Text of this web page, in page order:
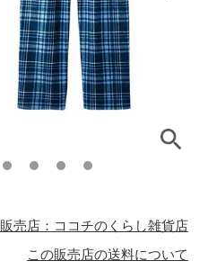
販売店：ココチのくらし雑貨店
この販売店の送料について